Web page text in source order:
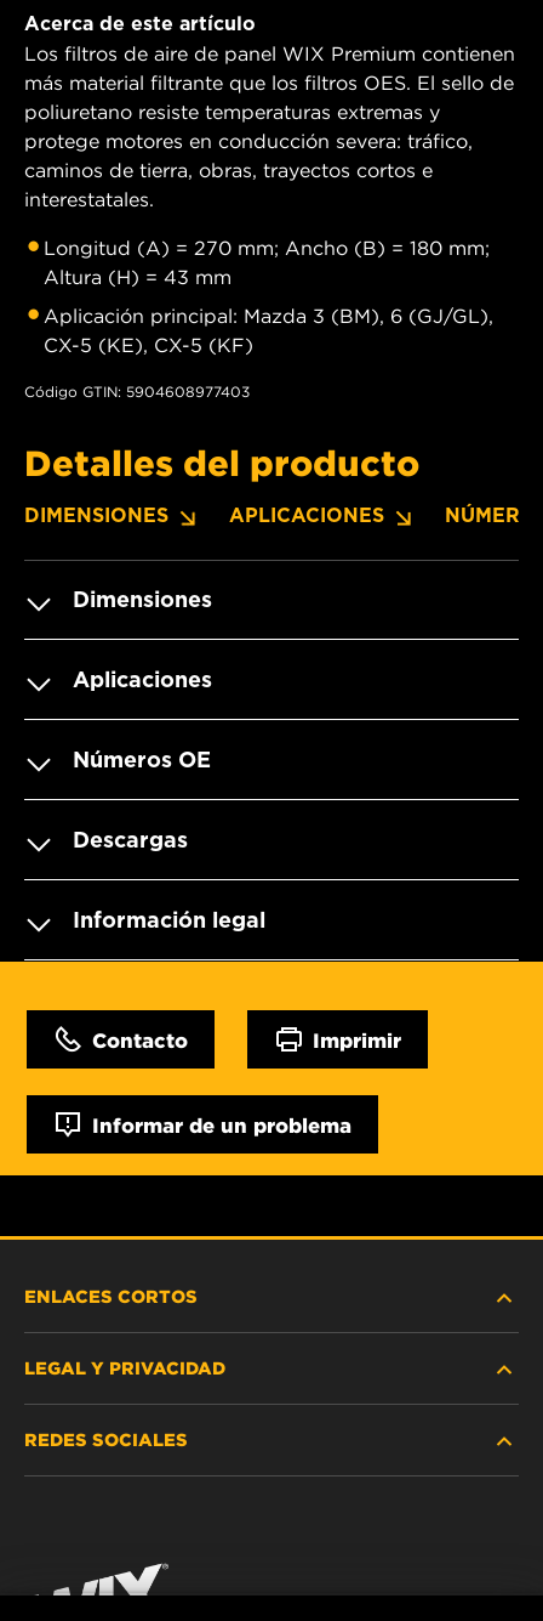
Acerca de este artículo
Los filtros de aire de panel WIX Premium contienen
más material filtrante que los filtros OES. El sello de
poliuretano resiste temperaturas extremas y
protege motores en conducción severa: tráfico,
caminos de tierra, obras, trayectos cortos e
interestatales.
Longitud (A) = 270 mm; Ancho (B) = 180 mm;
Altura (H) = 43 mm
Aplicación principal: Mazda 3 (BM), 6 (GJ/GL),
CX-5 (KE), CX-5 (KF)
Código GTIN: 5904608977403
Detalles del producto
DIMENSIONES APLICACIONES
Dimensiones
Aplicaciones
Números OE
Descargas
Información legal
Contacto Imprimir
Informar de un problema
ENLACES CORTOS
DÓNDE COMPRAR
¡CONTÁCTENOS!
LEGAL Y PRIVACIDAD
IMPRESSUM
REDES SOCIALES
YouTube